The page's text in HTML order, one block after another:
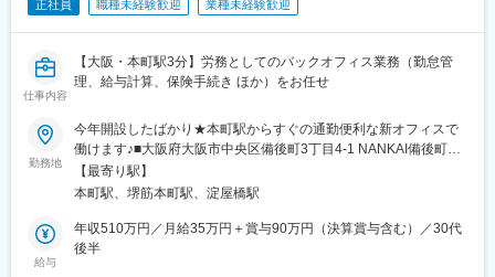
正社員 職種未経験歓迎 業種未経験歓迎
仕事内容
【大阪・本町駅3分】労務としてのバックオフィス業務（勤怠管
理、給与計算、保険手続き ほか）をお任せ
勤務地
今年開設したばかり★本町駅からすぐの通勤便利な新オフィスで
働けます♪■大阪府大阪市中央区備後町3丁目4-1 NANKAI備後町ビ
ル2階・大阪メトロ御堂筋本線「本町駅」より徒歩3分・大阪メト
ロ中央線「堺筋本町駅」より徒歩5分※受動喫煙対策：屋内全面禁
【最寄り駅】
本町駅、堺筋本町駅、淀屋橋駅
給与
年収510万円／月給35万円＋賞与90万円（決算賞与含む）／30代
後半